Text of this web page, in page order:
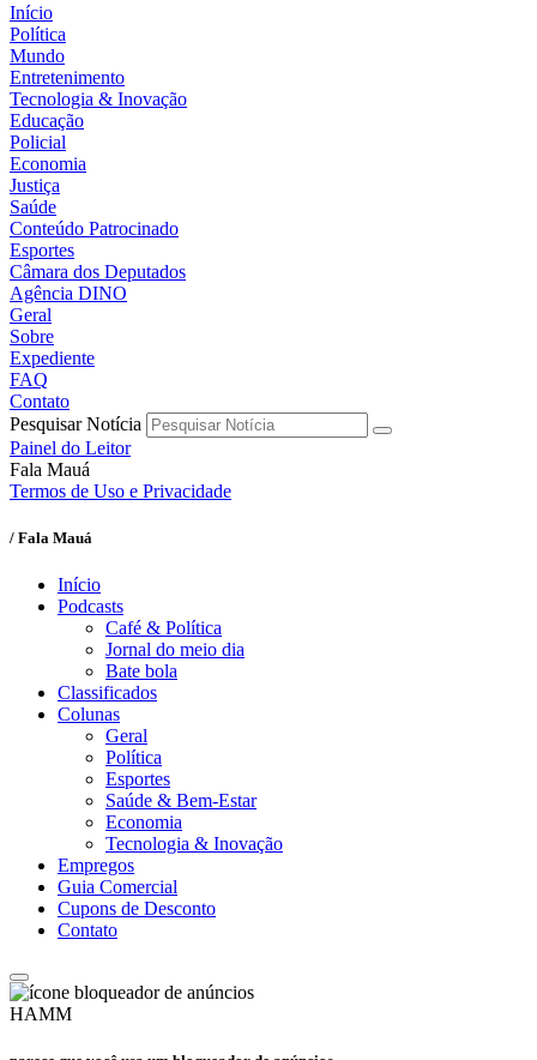
Início
Política
Mundo
Entretenimento
Tecnologia & Inovação
Educação
Policial
Economia
Justiça
Saúde
Conteúdo Patrocinado
Esportes
Câmara dos Deputados
Agência DINO
Geral
Sobre
Expediente
FAQ
Contato
Pesquisar Notícia
Painel do Leitor
Fala Mauá
Termos de Uso e Privacidade
/ Fala Mauá
Início
Podcasts
Café & Política
Jornal do meio dia
Bate bola
Classificados
Colunas
Geral
Política
Esportes
Saúde & Bem-Estar
Economia
Tecnologia & Inovação
Empregos
Guia Comercial
Cupons de Desconto
Contato
HAMM